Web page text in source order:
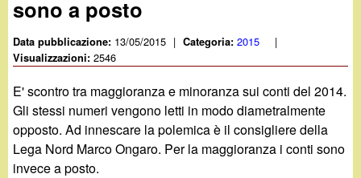
w
.
g
a
i
r
i
c
sei
qui
sono a posto
Data pubblicazione: 13/05/2015 | Categoria:2015 |
Visualizzazioni:2546
E' scontro tra maggioranza e minoranza sui conti del 2014.
Gli stessi numeri vengono letti in modo diametralmente
opposto. Ad innescare la polemica è il consigliere della
Lega Nord Marco Ongaro. Per la maggioranza i conti sono
invece a posto.